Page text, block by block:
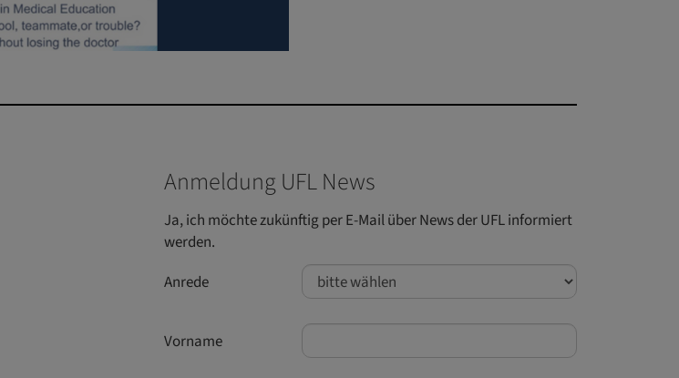
Anmeldung UFL News
Ja, ich möchte zukünftig per E-Mail über News der UFL informiert
werden.
Anrede
Vorname